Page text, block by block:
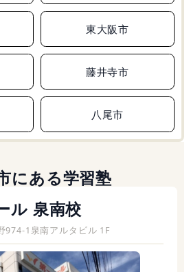
東大阪市
藤井寺市
八尾市
にある学習塾
ル 泉南校
974-1泉南アルタビル 1F